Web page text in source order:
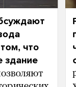
что
здание